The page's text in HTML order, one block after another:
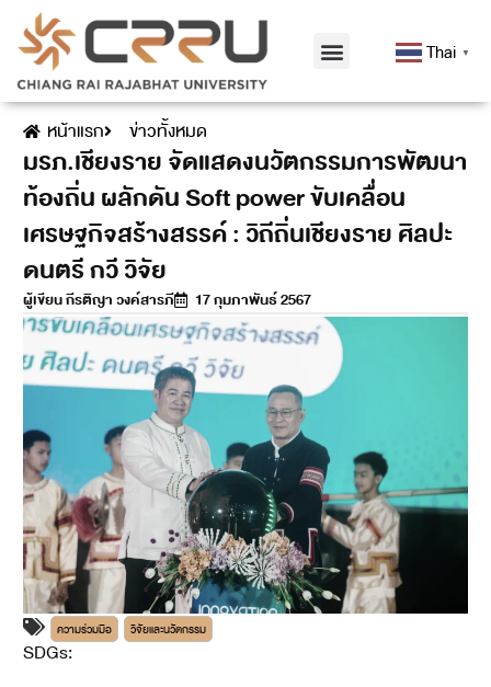
Thai ▼
หน้าแรก ข่าวทั้งหมด
มรภ.เชียงราย จัดแสดงนวัตกรรมการพัฒนา
ท้องถิ่น ผลักดัน Soft power ขับเคลื่อน
เศรษฐกิจสร้างสรรค์ : วิถีถิ่นเชียงราย ศิลปะ
ดนตรี กวี วิจัย
ผู้เขียนกีรติญา วงค์สารภี 17 กุมภาพันธ์ 2567
ความร่วมมือ วิจัยและนวัตกรรม
SDGs: